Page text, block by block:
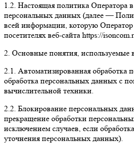
1.2. Настоящая политика Оператора
персональных данных (далее —
всей информации, которую
посетителях веб-сайта https://
2. Основные понятия, используемые
2.1. Автоматизированная
обработка персональных данных с
вычислительной техники.
2.2. Блокирование персональных
прекращение обработки
исключением случаев, если
уточнения персональных данных).